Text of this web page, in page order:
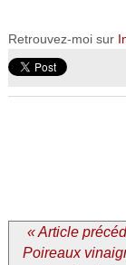
Retrouvez-moi sur
« Article
Poireaux